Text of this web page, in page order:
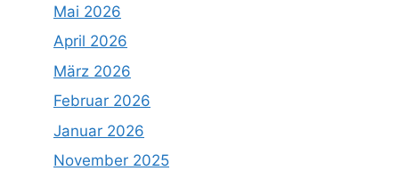
Mai 2026
April 2026
März 2026
Februar 2026
Januar 2026
November 2025